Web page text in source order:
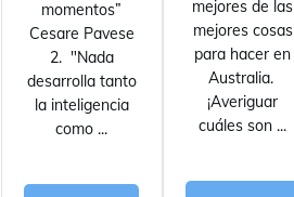
momentos”
Cesare Pavese
2. "Nada
desarrolla tanto
la inteligencia
como ...
mejores de las
mejores cosas
para hacer en
Australia.
¡Averiguar
cuáles son ...